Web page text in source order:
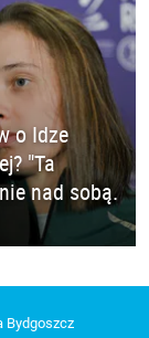
o Idze
"Ta
nad sobą.
Bydgoszcz